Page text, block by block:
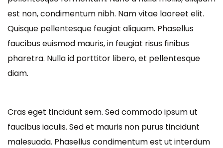
est non, condimentum nibh. Nam vitae laoreet elit.
Quisque pellentesque feugiat aliquam. Phasellus
faucibus euismod mauris, in feugiat risus finibus
pharetra. Nulla id porttitor libero, et pellentesque
diam.
Cras eget tincidunt sem. Sed commodo ipsum ut
faucibus iaculis. Sed et mauris non purus tincidunt
malesuada. Phasellus condimentum est ut interdum